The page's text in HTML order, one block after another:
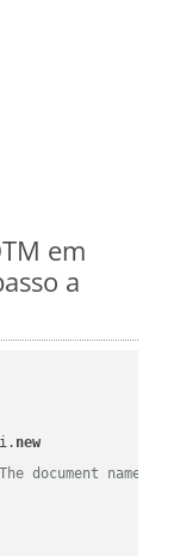
em
a
new
document name.